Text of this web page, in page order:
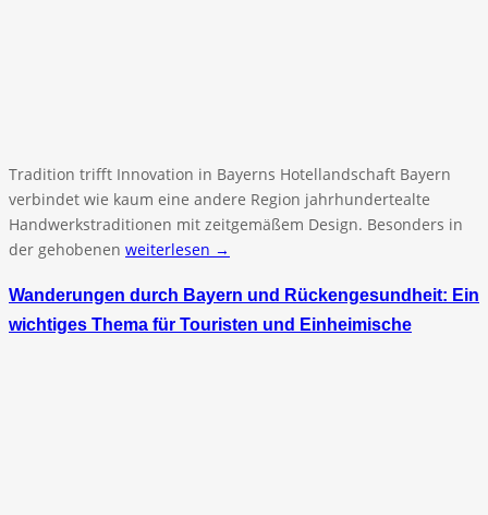
Tradition trifft Innovation in Bayerns Hotellandschaft Bayern
verbindet wie kaum eine andere Region jahrhundertealte
Handwerkstraditionen mit zeitgemäßem Design. Besonders in
der gehobenen weiterlesen →
Wanderungen durch Bayern und Rückengesundheit: Ein
wichtiges Thema für Touristen und Einheimische